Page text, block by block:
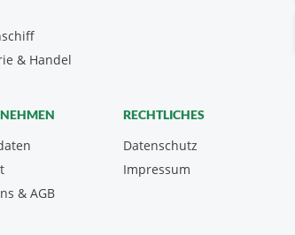
& Handel
& AGB
RECHTLICHES
Datenschutz
Impressum